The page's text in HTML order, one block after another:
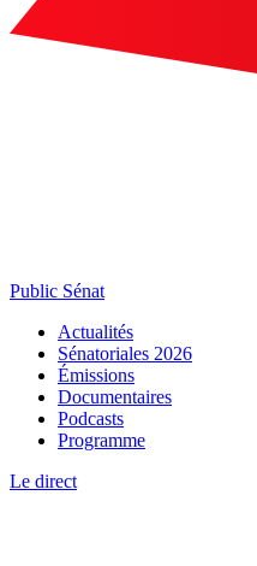
Public Sénat
Actualités
Sénatoriales 2026
Émissions
Documentaires
Podcasts
Programme
Le direct